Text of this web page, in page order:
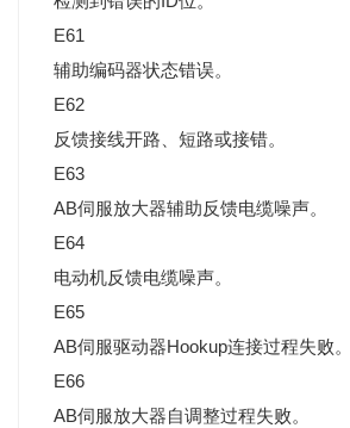
E61
辅助编码器状态错误。
E62
反馈接线开路、短路或接错。
E63
AB伺服放大器辅助反馈电缆噪声。
E64
电动机反馈电缆噪声。
E65
AB伺服驱动器Hookup连接过程失败。
E66
AB伺服放大器自调整过程失败。